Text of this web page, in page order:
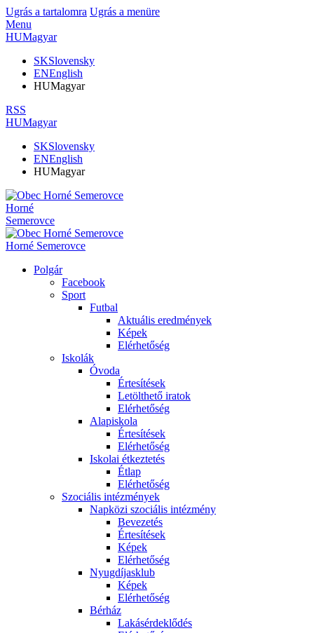
Ugrás a tartalomra Ugrás a menüre
Menu
HUMagyar
SKSlovensky
ENEnglish
HUMagyar
RSS
HUMagyar
SKSlovensky
ENEnglish
HUMagyar
Horné
Semerovce
Horné Semerovce
Polgár
Facebook
Sport
Futbal
Aktuális eredmények
Képek
Elérhetőség
Iskolák
Óvoda
Értesítések
Letölthető iratok
Elérhetőség
Alapiskola
Értesítések
Elérhetőség
Iskolai étkeztetés
Étlap
Elérhetőség
Szociális intézmények
Napközi szociális intézmény
Bevezetés
Értesítések
Képek
Elérhetőség
Nyugdíjasklub
Képek
Elérhetőség
Bérház
Lakásérdeklődés